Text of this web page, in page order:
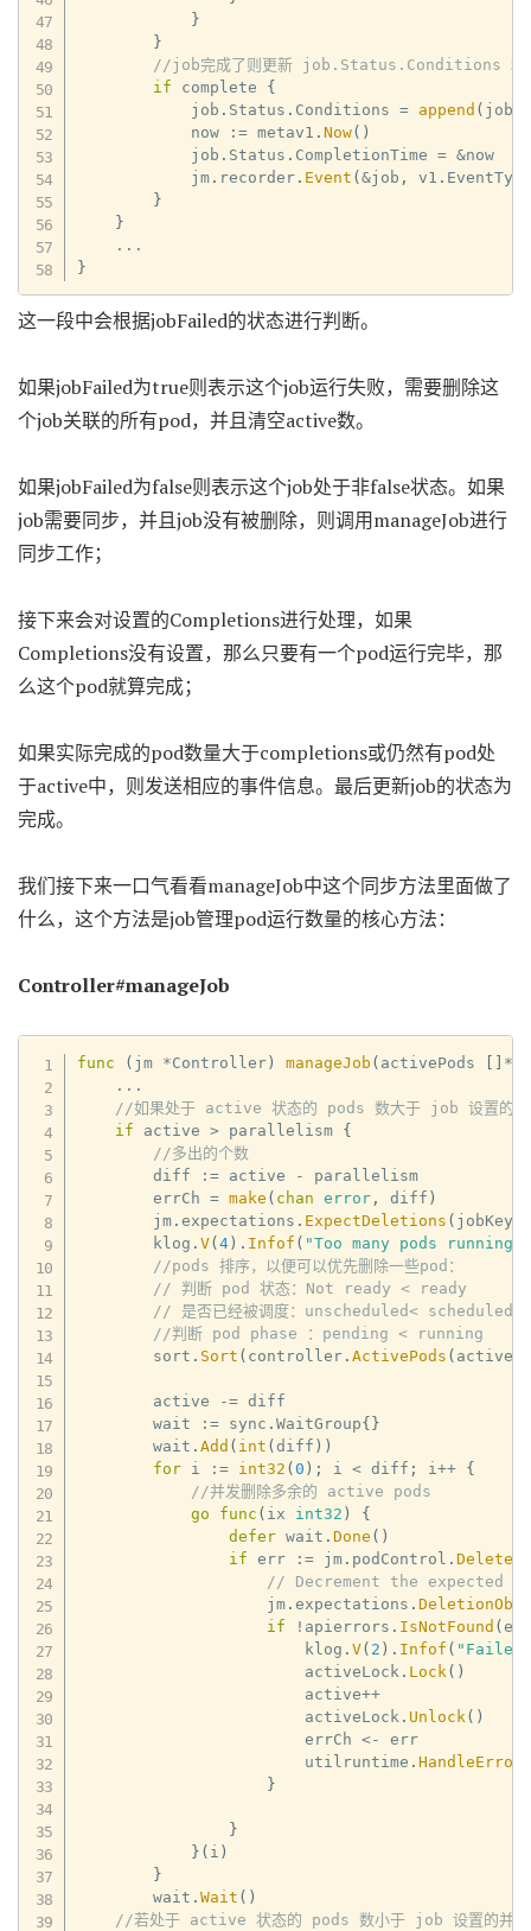
}
}
//job完成了则更新 job.Status.Conditions
if complete {
            job
. Status . Conditions = append ( job
            now
:= metav1 .Now( )
            job
. Status . CompletionTime = &now
            jm
. recorder . Event (&job , v1 .
}
}
...
}
这一段中会根据jobFailed的状态进行判断。
如果jobFailed为true则表示这个job运行失败，需要删除这
个job关联的所有pod，并且清空active数。
如果jobFailed为false则表示这个job处于非false状态。如果
job需要同步，并且job没有被删除，则调用manageJob进行
同步工作；
接下来会对设置的Completions进行处理，如果
Completions没有设置，那么只要有一个pod运行完毕，那
么这个pod就算完成；
如果实际完成的pod数量大于completions或仍然有pod处
于active中，则发送相应的事件信息。最后更新job的状态为
完成。
我们接下来一口气看看manageJob中这个同步方法里面做了
什么，这个方法是job管理pod运行数量的核心方法：
Controller#manageJob
func ( jm *Controller) manageJob ( activePods [ ] *
...
//如果处于 active 状态的 pods 数大于 job 设置
if active > parallelism {
//多出的个数
        diff
:= active -
parallelism
        errCh
= make ( chan error , diff )
        jm
.expectations . ExpectDeletions ( jobKey
        klog
.V(4) . Infof ( "Too many pods running
//pods 排序，以便可以优先删除一些pod：
// 判断 pod 状态：Not ready < ready
// 是否已经被调度：unscheduled< scheduled
//判断 pod phase ：pending < running
        sort
. Sort ( controller .ActivePods (
        active
-= diff
        wait
:= sync .WaitGroup{}
        wait
.Add ( int (diff ) )
for i := int32 (0 ) ; i < diff ; i++ {
//并发删除多余的 active pods
go
func ( ix int32 )
{
defer wait .Done ( )
if err := jm . podControl .
// Decrement the expected
                    jm
.expectations .
if
! apierrors . IsNotFound (
                        klog
.V( 2 ) . Infof ( "Failed
                        activeLock
. Lock ( )
                        active
++
                        activeLock
. Unlock ( )
                        errCh
<-
err
                        utilruntime
.HandleError
}
}
} ( i )
}
        wait
.Wait ( )
//若处于 active 状态的 pods 数小于 job 设置的并发